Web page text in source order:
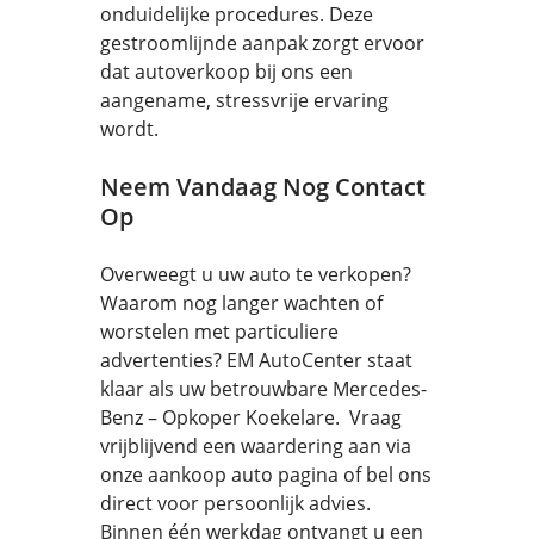
onduidelijke procedures. Deze
gestroomlijnde aanpak zorgt ervoor
dat autoverkoop bij ons een
aangename, stressvrije ervaring
wordt.
Neem Vandaag Nog Contact
Op
Overweegt u uw auto te verkopen?
Waarom nog langer wachten of
worstelen met particuliere
advertenties? EM AutoCenter staat
klaar als uw betrouwbare Mercedes-
Benz – Opkoper Koekelare. Vraag
vrijblijvend een waardering aan via
onze aankoop auto pagina of bel ons
direct voor persoonlijk advies.
Binnen één werkdag ontvangt u een